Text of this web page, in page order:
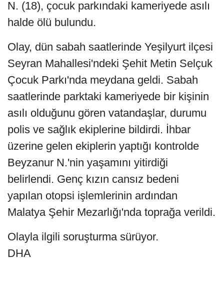
N. (18), çocuk parkındaki kameriyede asılı
halde ölü bulundu.
Olay, dün sabah saatlerinde Yeşilyurt ilçesi
Seyran Mahallesi'ndeki Şehit Metin Selçuk
Çocuk Parkı'nda meydana geldi. Sabah
saatlerinde parktaki kameriyede bir kişinin
asılı olduğunu gören vatandaşlar, durumu
polis ve sağlık ekiplerine bildirdi. İhbar
üzerine gelen ekiplerin yaptığı kontrolde
Beyzanur N.'nin yaşamını yitirdiği
belirlendi. Genç kızın cansız bedeni
yapılan otopsi işlemlerinin ardından
Malatya Şehir Mezarlığı'nda toprağa verildi.
Olayla ilgili soruşturma sürüyor.
DHA